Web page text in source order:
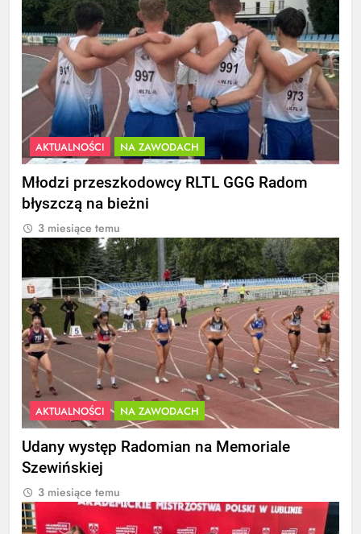
AKTUALNOŚCI NA ZAWODACH
Młodzi przeszkodowcy RLTL GGG Radom
błyszczą na bieżni
3 miesiące temu
AKTUALNOŚCI NA ZAWODACH
Udany występ Radomian na Memoriale
Szewińskiej
3 miesiące temu